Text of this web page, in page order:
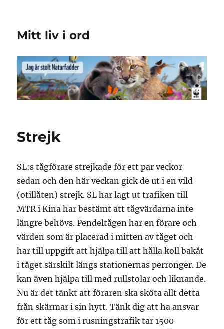
Mitt liv i ord
Strejk
SL:s tågförare strejkade för ett par veckor
sedan och den här veckan gick de ut i en vild
(otillåten) strejk. SL har lagt ut trafiken till
MTR i Kina har bestämt att tågvärdarna inte
längre behövs. Pendeltågen har en förare och
värden som är placerad i mitten av tåget och
har till uppgift att hjälpa till att hålla koll bakåt
i tåget särskilt längs stationernas perronger. De
kan även hjälpa till med rullstolar och liknande.
Nu är det tänkt att föraren ska sköta allt detta
från skärmar i sin hytt. Tänk dig att ha ansvar
för ett tåg som i rusningstrafik tar 1500